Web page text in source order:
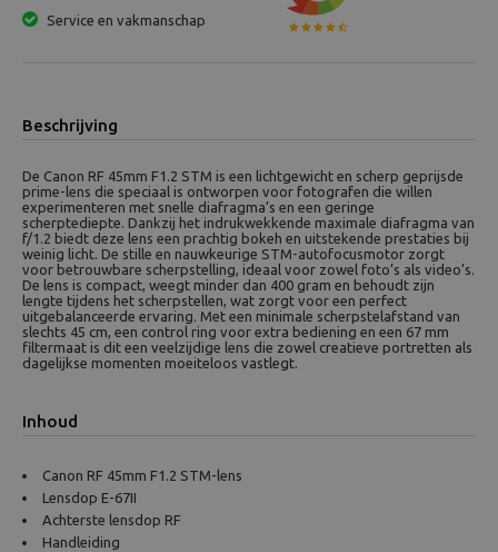
Service en vakmanschap
Beschrijving
De Canon RF 45mm F1.2 STM is een lichtgewicht en scherp geprijsde
prime-lens die speciaal is ontworpen voor fotografen die willen
experimenteren met snelle diafragma’s en een geringe
scherptediepte. Dankzij het indrukwekkende maximale diafragma van
f/1.2 biedt deze lens een prachtig bokeh en uitstekende prestaties bij
weinig licht. De stille en nauwkeurige STM-autofocusmotor zorgt
voor betrouwbare scherpstelling, ideaal voor zowel foto’s als video’s.
De lens is compact, weegt minder dan 400 gram en behoudt zijn
lengte tijdens het scherpstellen, wat zorgt voor een perfect
uitgebalanceerde ervaring. Met een minimale scherpstelafstand van
slechts 45 cm, een control ring voor extra bediening en een 67 mm
filtermaat is dit een veelzijdige lens die zowel creatieve portretten als
dagelijkse momenten moeiteloos vastlegt.
Inhoud
Canon RF 45mm F1.2 STM-lens
Lensdop E-67II
Achterste lensdop RF
Handleiding